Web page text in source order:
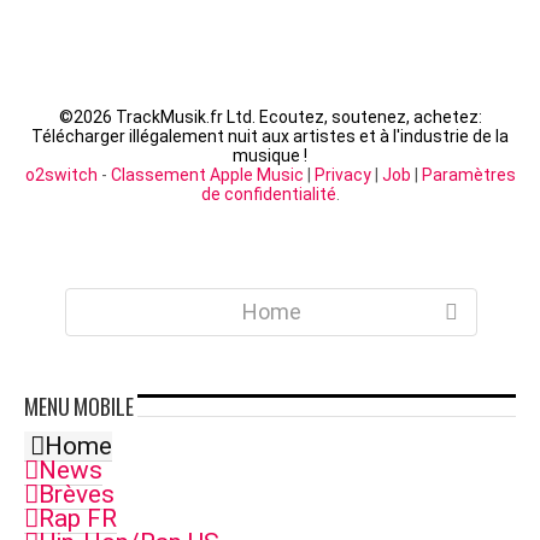
©2026 TrackMusik.fr Ltd. Ecoutez, soutenez, achetez:
Télécharger illégalement nuit aux artistes et à l'industrie de la
musique !
o2switch - Classement Apple Music Privacy| Job
Paramètres
de confidentialité.
Home
MENUMOBILE
Home
News
Brèves
Rap FR